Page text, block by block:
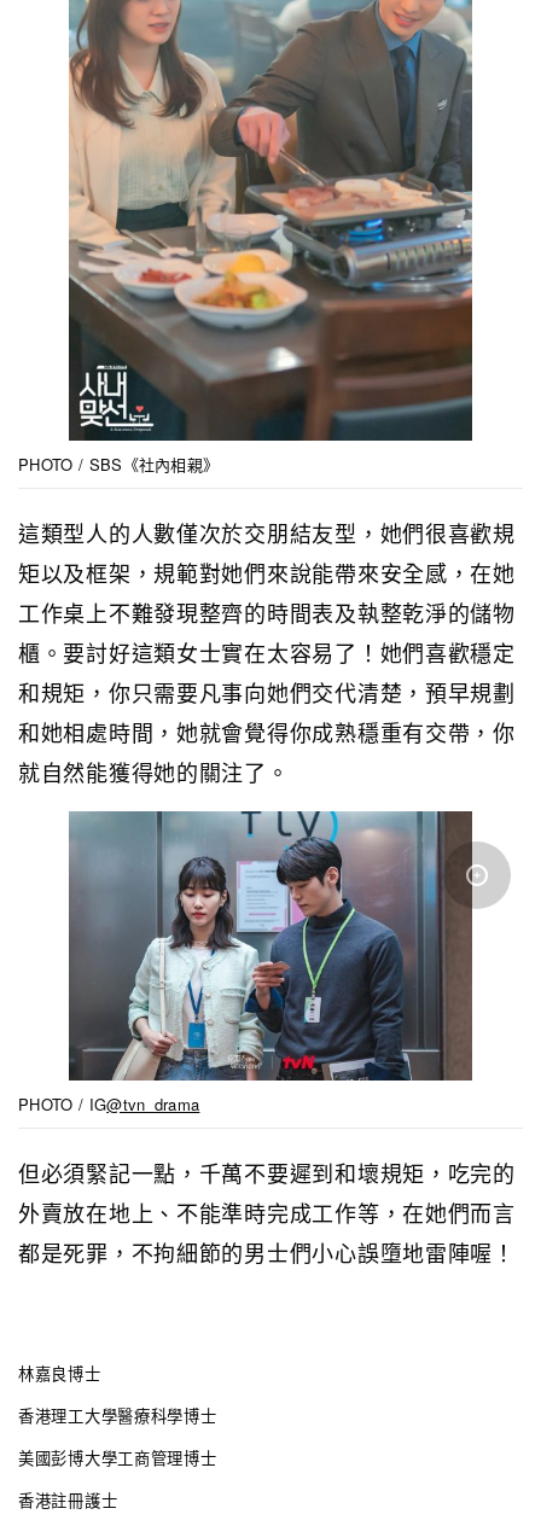
PHOTO / SBS《社內相親》
這類型人的人數僅次於交朋結友型，她們很喜歡規
矩以及框架，規範對她們來說能帶來安全感，在她
工作桌上不難發現整齊的時間表及執整乾淨的儲物
櫃。要討好這類女士實在太容易了！她們喜歡穩定
和規矩，你只需要凡事向她們交代清楚，預早規劃
和她相處時間，她就會覺得你成熟穩重有交帶，你
就自然能獲得她的關注了。
PHOTO / IG@tvn_drama
但必須緊記一點，千萬不要遲到和壞規矩，吃完的
外賣放在地上、不能準時完成工作等，在她們而言
都是死罪，不拘細節的男士們小心誤墮地雷陣喔！
林嘉良博士
香港理工大學醫療科學博士
美國彭博大學工商管理博士
香港註冊護士